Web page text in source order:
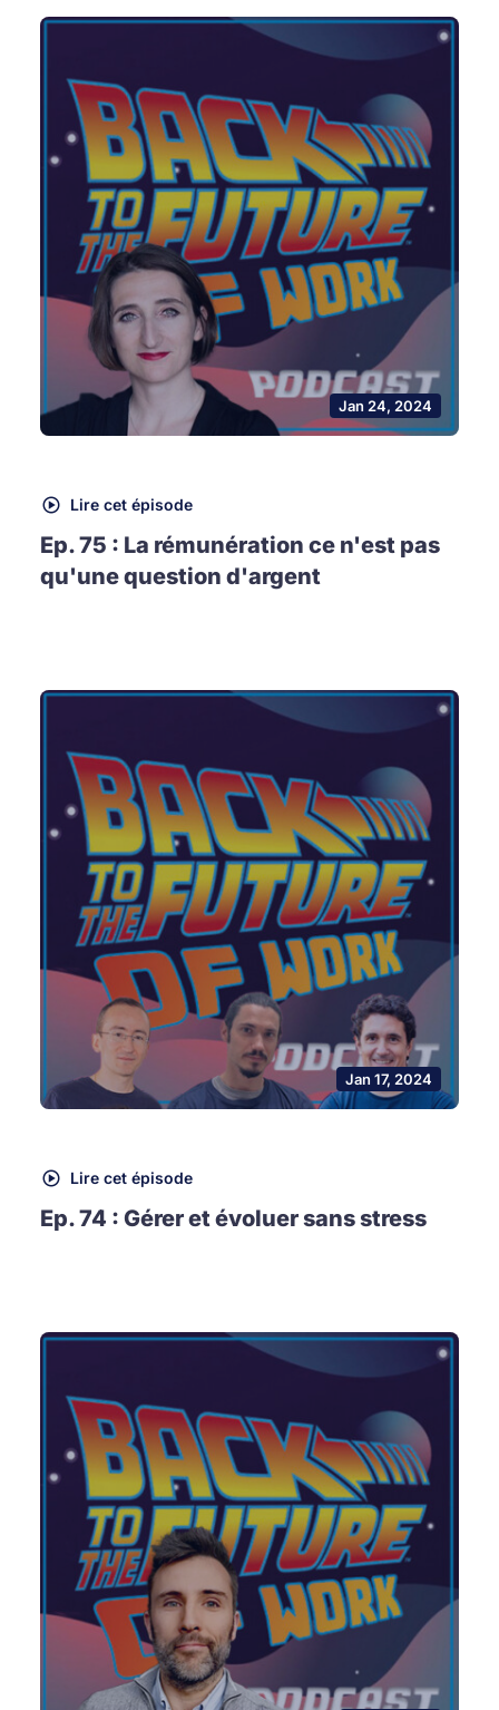
Jan 24, 2024
Lire cet épisode
Ep. 75 : La rémunération ce n'est pas
qu'une question d'argent
Jan 17, 2024
Lire cet épisode
Ep. 74 : Gérer et évoluer sans stress